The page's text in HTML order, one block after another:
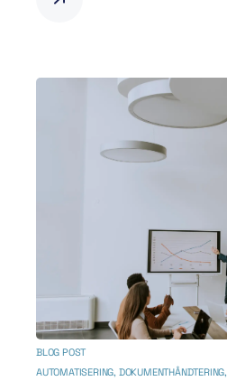
BLOG POST
AUTOMATISERING, DOKUMENTHÅNDTERING,